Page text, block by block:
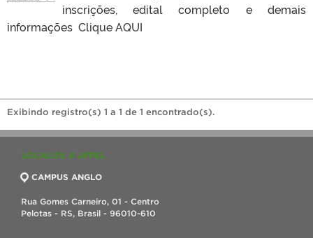
inscrições, edital completo e demais
informações Clique AQUI
Exibindo registro(s) 1 a 1 de 1 encontrado(s).
LOCALIZE A UFPEL
CAMPUS ANGLO
Rua Gomes Carneiro, 01 - Centro
Pelotas - RS, Brasil - 96010-610